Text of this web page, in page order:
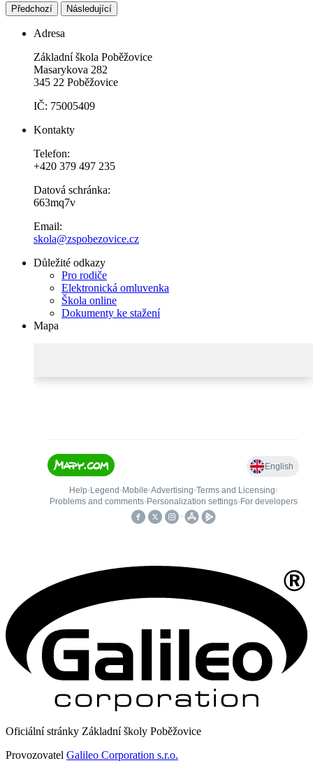
Předchozí Následující
Adresa
Základní škola Poběžovice
Masarykova 282
345 22 Poběžovice
IČ: 75005409
Kontakty
Telefon:
+420 379 497 235
Datová schránka:
663mq7v
Email:
skola@zspobezovice.cz
Důležité odkazy
Pro rodiče
Elektronická omluvenka
Škola online
Dokumenty ke stažení
Mapa
Oficiální stránky Základní školy Poběžovice
Provozovatel Galileo Corporation s.r.o.